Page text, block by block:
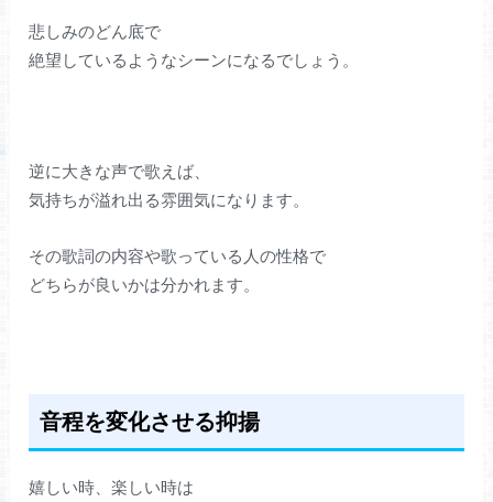
悲しみのどん底で
絶望しているようなシーンになるでしょう。
逆に大きな声で歌えば、
気持ちが溢れ出る雰囲気になります。
その歌詞の内容や歌っている人の性格で
どちらが良いかは分かれます。
音程を変化させる抑揚
嬉しい時、楽しい時は